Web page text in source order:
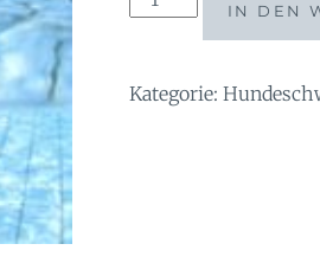
IN DEN
Kategorie: